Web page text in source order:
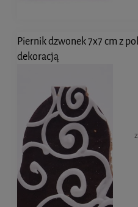
Piernik dzwonek 7x7 cm z
dekoracją